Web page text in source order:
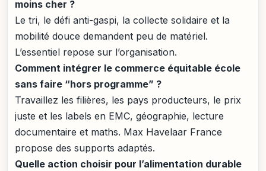
moins cher ?
Le tri, le défi anti-gaspi, la collecte solidaire et la
mobilité douce demandent peu de matériel.
L’essentiel repose sur l’organisation.
Comment intégrer le commerce équitable école
sans faire “hors programme” ?
Travaillez les filières, les pays producteurs, le prix
juste et les labels en EMC, géographie, lecture
documentaire et maths. Max Havelaar France
propose des supports adaptés.
Quelle action choisir pour l’alimentation durable